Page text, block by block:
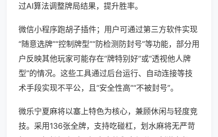
过AI算法调整牌局结果，提升胜率。
微信小程序跑胡子插件；用户可通过第三方软件实现
“随意选牌”“控制牌型”“防检测防封号”等功能，部分用
户反映其他玩家可能存在“牌特别好”或“透视他人牌
型”的情况。这些工具通过后台运行、自动连接等技
术手段实现不平公，且“安全性高”“不被封号”。
微乐宁夏麻将以塞上特色为核心，兼顾休闲与轻度竞
技。采用136张全牌，支持吃碰杠，划水麻将无严苛